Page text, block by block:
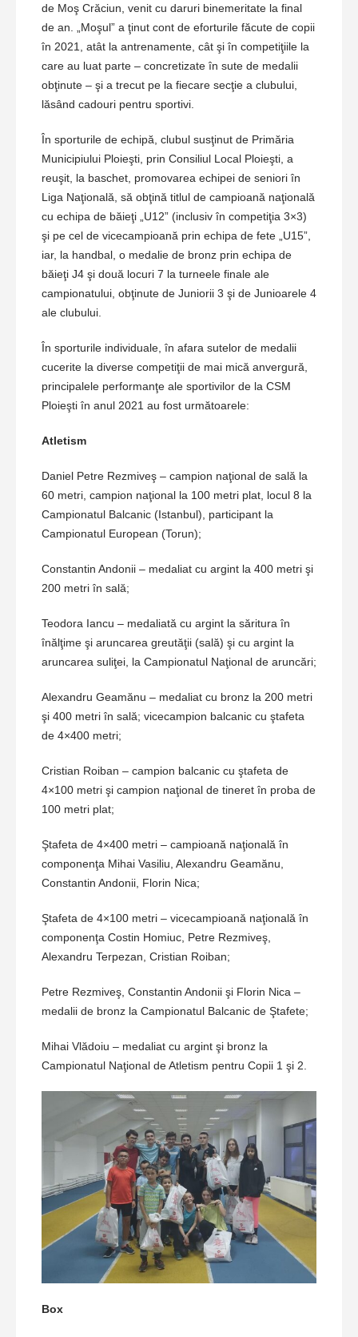
de Moş Crăciun, venit cu daruri binemeritate la final
de an. „Moşul” a ţinut cont de eforturile făcute de copii
în 2021, atât la antrenamente, cât şi în competiţiile la
care au luat parte – concretizate în sute de medalii
obţinute – şi a trecut pe la fiecare secţie a clubului,
lăsând cadouri pentru sportivi.
În sporturile de echipă, clubul susţinut de Primăria
Municipiului Ploieşti, prin Consiliul Local Ploieşti, a
reuşit, la baschet, promovarea echipei de seniori în
Liga Naţională, să obţină titlul de campioană naţională
cu echipa de băieţi „U12” (inclusiv în competiţia 3×3)
şi pe cel de vicecampioană prin echipa de fete „U15”,
iar, la handbal, o medalie de bronz prin echipa de
băieţi J4 şi două locuri 7 la turneele finale ale
campionatului, obţinute de Juniorii 3 şi de Junioarele 4
ale clubului.
În sporturile individuale, în afara sutelor de medalii
cucerite la diverse competiţii de mai mică anvergură,
principalele performanţe ale sportivilor de la CSM
Ploieşti în anul 2021 au fost următoarele:
Atletism
Daniel Petre Rezmiveş – campion naţional de sală la
60 metri, campion naţional la 100 metri plat, locul 8 la
Campionatul Balcanic (Istanbul), participant la
Campionatul European (Torun);
Constantin Andonii – medaliat cu argint la 400 metri şi
200 metri în sală;
Teodora Iancu – medaliată cu argint la săritura în
înălţime şi aruncarea greutăţii (sală) şi cu argint la
aruncarea suliţei, la Campionatul Naţional de aruncări;
Alexandru Geamănu – medaliat cu bronz la 200 metri
şi 400 metri în sală; vicecampion balcanic cu ştafeta
de 4×400 metri;
Cristian Roiban – campion balcanic cu ştafeta de
4×100 metri şi campion naţional de tineret în proba de
100 metri plat;
Ştafeta de 4×400 metri – campioană naţională în
componenţa Mihai Vasiliu, Alexandru Geamănu,
Constantin Andonii, Florin Nica;
Ştafeta de 4×100 metri – vicecampioană naţională în
componenţa Costin Homiuc, Petre Rezmiveş,
Alexandru Terpezan, Cristian Roiban;
Petre Rezmiveş, Constantin Andonii şi Florin Nica –
medalii de bronz la Campionatul Balcanic de Ştafete;
Mihai Vlădoiu – medaliat cu argint şi bronz la
Campionatul Naţional de Atletism pentru Copii 1 şi 2.
Box